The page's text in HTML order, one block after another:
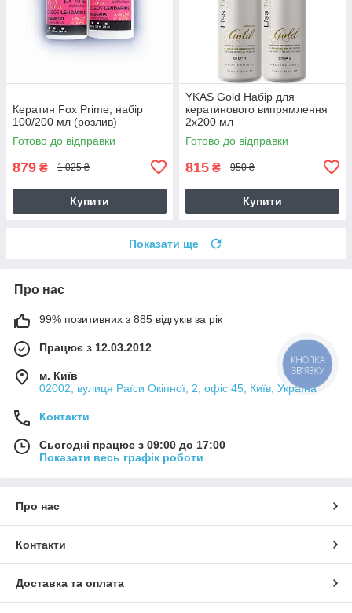
Кератин Fox Prime, набір
100/200 мл (розлив)
Готово до відправки
879 ₴ 1 025 ₴
Купити
YKAS Gold Набір для
кератинового випрямлення
2х200 мл
Готово до відправки
815 ₴ 950 ₴
Купити
Показати ще
Про нас
99% позитивних з 885 відгуків за рік
Працює з 12.03.2012
м. Київ
02002, вулиця Раїси Окіпної, 2, офіс 45, Київ, Україна
Контакти
Сьогодні працює з 09:00 до 17:00
Показати весь графік роботи
Про нас
Контакти
Доставка та оплата
КНОПКА
ЗВ'ЯЗКУ